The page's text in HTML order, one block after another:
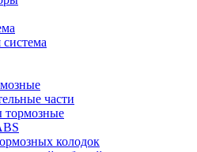
части
колодок